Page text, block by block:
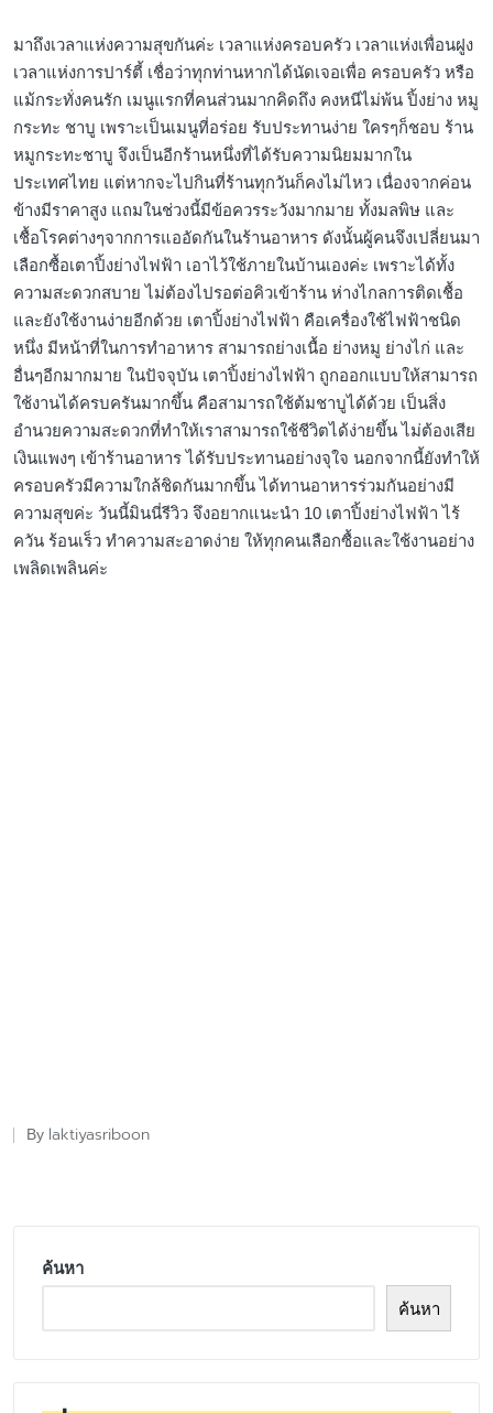
มาถึงเวลาแห่งความสุขกันค่ะ เวลาแห่งครอบครัว เวลาแห่งเพื่อนฝูง
เวลาแห่งการปาร์ตี้ เชื่อว่าทุกท่านหากได้นัดเจอเพื่อ ครอบครัว หรือ
แม้กระทั่งคนรัก เมนูแรกที่คนส่วนมากคิดถึง คงหนีไม่พ้น ปิ้งย่าง หมู
กระทะ ชาบู เพราะเป็นเมนูที่อร่อย รับประทานง่าย ใครๆก็ชอบ ร้าน
หมูกระทะชาบู จึงเป็นอีกร้านหนึ่งที่ได้รับความนิยมมากใน
ประเทศไทย แต่หากจะไปกินที่ร้านทุกวันก็คงไม่ไหว เนื่องจากค่อน
ข้างมีราคาสูง แถมในช่วงนี้มีข้อควรระวังมากมาย ทั้งมลพิษ และ
เชื้อโรคต่างๆจากการแออัดกันในร้านอาหาร ดังนั้นผู้คนจึงเปลี่ยนมา
เลือกซื้อเตาปิ้งย่างไฟฟ้า เอาไว้ใช้ภายในบ้านเองค่ะ เพราะได้ทั้ง
ความสะดวกสบาย ไม่ต้องไปรอต่อคิวเข้าร้าน ห่างไกลการติดเชื้อ
และยังใช้งานง่ายอีกด้วย เตาปิ้งย่างไฟฟ้า คือเครื่องใช้ไฟฟ้าชนิด
หนึ่ง มีหน้าที่ในการทำอาหาร สามารถย่างเนื้อ ย่างหมู ย่างไก่ และ
อื่นๆอีกมากมาย ในปัจจุบัน เตาปิ้งย่างไฟฟ้า ถูกออกแบบให้สามารถ
ใช้งานได้ครบครันมากขึ้น คือสามารถใช้ต้มชาบูได้ด้วย เป็นสิ่ง
อำนวยความสะดวกที่ทำให้เราสามารถใช้ชีวิตได้ง่ายขึ้น ไม่ต้องเสีย
เงินแพงๆ เข้าร้านอาหาร ได้รับประทานอย่างจุใจ นอกจากนี้ยังทำให้
ครอบครัวมีความใกล้ชิดกันมากขึ้น ได้ทานอาหารร่วมกันอย่างมี
ความสุขค่ะ วันนี้มินนี่รีวิว จึงอยากแนะนำ 10 เตาปิ้งย่างไฟฟ้า ไร้
ควัน ร้อนเร็ว ทำความสะอาดง่าย ให้ทุกคนเลือกซื้อและใช้งานอย่าง
เพลิดเพลินค่ะ
Posted
By laktiyasriboon
ค้นหา
ค้นหา